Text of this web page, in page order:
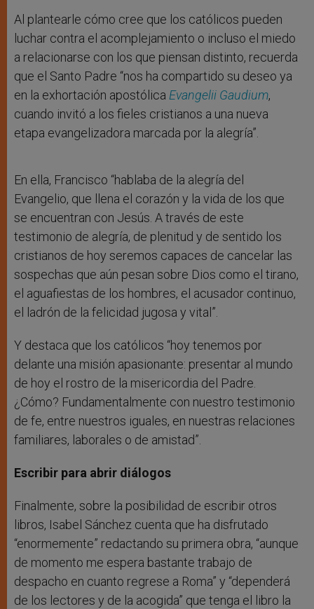
Al plantearle cómo cree que los católicos pueden
luchar contra el acomplejamiento o incluso el miedo
a relacionarse con los que piensan distinto, recuerda
que el Santo Padre “nos ha compartido su deseo ya
en la exhortación apostólica Evangelii Gaudium,
cuando invitó a los fieles cristianos a una nueva
etapa evangelizadora marcada por la alegría”.
En ella, Francisco “hablaba de la alegría del
Evangelio, que llena el corazón y la vida de los que
se encuentran con Jesús. A través de este
testimonio de alegría, de plenitud y de sentido los
cristianos de hoy seremos capaces de cancelar las
sospechas que aún pesan sobre Dios como el tirano,
el aguafiestas de los hombres, el acusador continuo,
el ladrón de la felicidad jugosa y vital”.
Y destaca que los católicos “hoy tenemos por
delante una misión apasionante: presentar al mundo
de hoy el rostro de la misericordia del Padre.
¿Cómo? Fundamentalmente con nuestro testimonio
de fe, entre nuestros iguales, en nuestras relaciones
familiares, laborales o de amistad”.
Escribir para abrir diálogos
Finalmente, sobre la posibilidad de escribir otros
libros, Isabel Sánchez cuenta que ha disfrutado
“enormemente” redactando su primera obra, “aunque
de momento me espera bastante trabajo de
despacho en cuanto regrese a Roma” y “dependerá
de los lectores y de la acogida” que tenga el libro la